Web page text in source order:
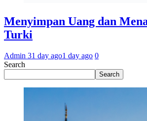
Menyimpan Uang dan
Turki
Admin 31 day ago1 day ago 0
Search
Search